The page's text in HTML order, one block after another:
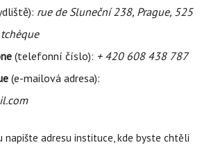
rue de Sluneční 238, Prague, 525
(telefonní číslo): + 420 608 438 787
(e-mailová adresa):
napište adresu instituce, kde byste chtěli